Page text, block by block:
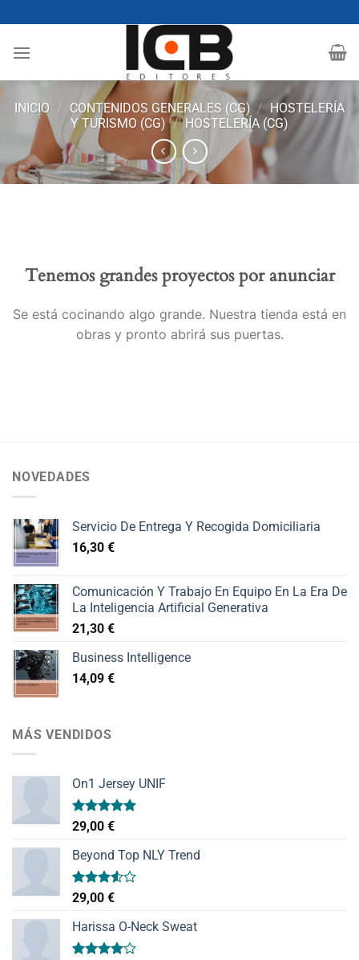
al
contenido
INICIO / CONTENIDOS GENERALES (CG) / HOSTELERÍA
Y TURISMO (CG) / HOSTELERÍA (CG)
Tenemos grandes proyectos por anunciar
Se está cocinando algo grande. Nuestra tienda está en
obras y pronto abrirá sus puertas.
NOVEDADES
Servicio De Entrega Y Recogida Domiciliaria
16,30 €
Comunicación Y Trabajo En Equipo En La Era De
La Inteligencia Artificial Generativa
21,30 €
Business Intelligence
14,09 €
MÁS VENDIDOS
On1 Jersey UNIF
Valorado
con
de 5
29,00 €
Beyond Top NLY Trend
Valorado
con
3.50de
5
29,00 €
Harissa O-Neck Sweat